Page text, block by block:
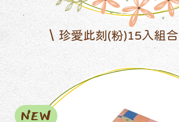
珍愛此刻(粉)15入組
NEW